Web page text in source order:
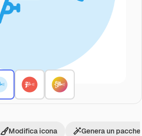
Modifica icona Genera un